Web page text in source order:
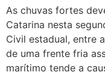
As chuvas fortes
Catarina nesta
Civil estadual, entre
de uma frente fria
marítimo tende a